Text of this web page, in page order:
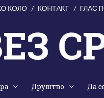
КОЛО КОНТАКТ ГЛАС
Друштво Да